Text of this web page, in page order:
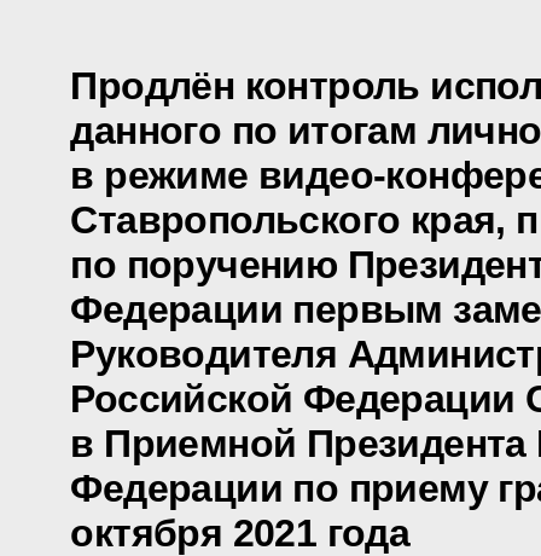
Продлён контроль
данного по итогам
в режиме видео-
Ставропольского края,
по поручению
Федерации первым
Руководителя
Российской Федерации
в Приемной Президента
Федерации по приему
октября 2021 года